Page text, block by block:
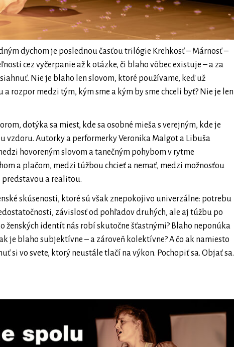
dychom je poslednou časťou trilógie Krehkosť – Márnosť –
cez vyčerpanie až k otázke, či blaho vôbec existuje – a za
Nie je blaho len slovom, ktoré používame, keď už
rozpor medzi tým, kým sme a kým by sme chceli byť? Nie je len
dotýka sa miest, kde sa osobné mieša s verejným, kde je
vzdoru. Autorky a performerky Veronika Malgot a Libuša
hovoreným slovom a tanečným pohybom v rytme
a plačom, medzi túžbou chcieť a nemať, medzi možnosťou
a realitou.
skúsenosti, ktoré sú však znepokojivo univerzálne: potrebu
závislosť od pohľadov druhých, ale aj túžbu po
identít nás robí skutočne šťastnými? Blaho neponúka
je blaho subjektívne – a zároveň kolektívne? A čo ak namiesto
si vo svete, ktorý neustále tlačí na výkon. Pochopiť sa. Objať sa.